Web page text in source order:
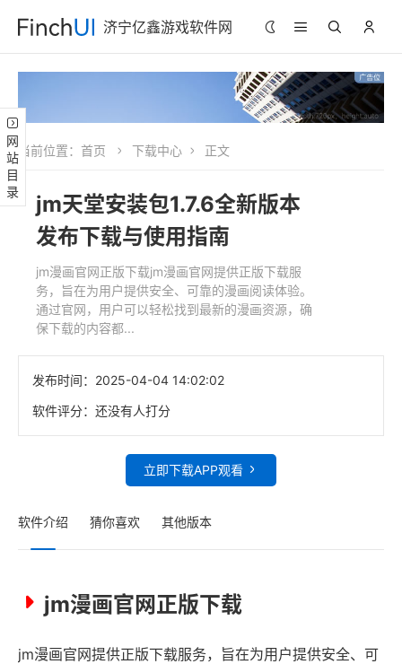
济宁亿鑫游戏软件网
网站目录 当前位置： 首页 下载中心 正文
jm天堂安装包1.7.6全新版本
发布下载与使用指南
jm漫画官网正版下载jm漫画官网提供正版下载服
务，旨在为用户提供安全、可靠的漫画阅读体验。
通过官网，用户可以轻松找到最新的漫画资源，确
保下载的内容都...
发布时间： 2025-04-04 14:02:02
软件评分： 还没有人打分
立即下载APP观看
软件介绍 猜你喜欢 其他版本
jm漫画官网正版下载
jm漫画官网提供正版下载服务，旨在为用户提供安全、可